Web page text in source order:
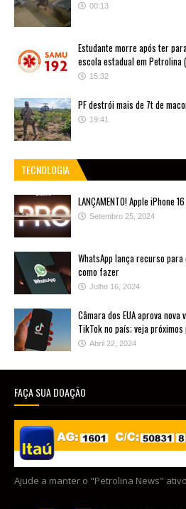
00:13
Estudante morre após ter
escola estadual em Petrolina
15:32
PF destrói mais de 7t de
19:41
TECNOLOGIA
LANÇAMENTO! Apple iPhone 16
Setembro 25, 2024
WhatsApp lança recurso
como fazer
Julho 16, 2024
Câmara dos EUA aprova
TikTok no país; veja próximos
Abril 22, 2024
FAÇA SUA DOAÇÃO
Ajude a manter o "Petrolina News" ativo